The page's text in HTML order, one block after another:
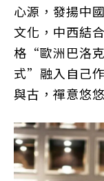
心源，發揚中
文化，中西結
格“歐洲巴洛
式”融入自己
與古，禪意悠